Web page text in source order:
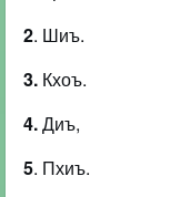
2. Шиъ.
3. Кхоъ.
4.Диъ,
5. Пхиъ.